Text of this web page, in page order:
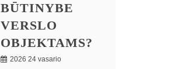
BŪTINYBE
VERSLO
OBJEKTAMS?
2026 24 vasario